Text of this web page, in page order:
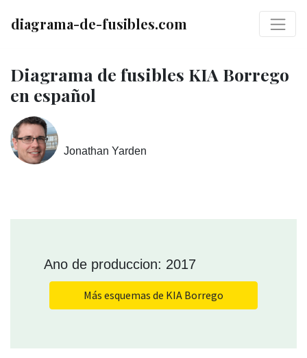
diagrama-de-fusibles.com
Diagrama de fusibles KIA Borrego
en español
Jonathan Yarden
Ano de produccion: 2017
Más esquemas de KIA Borrego